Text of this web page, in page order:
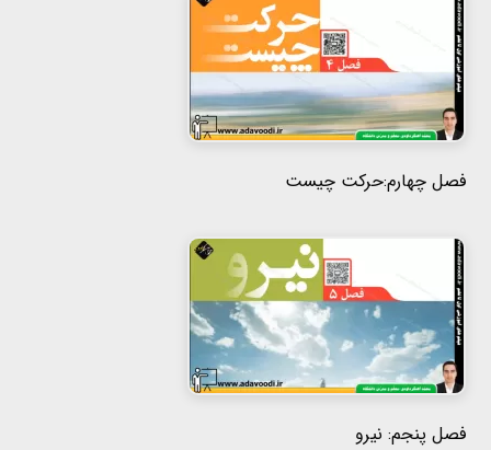
فصل چهارم:حرکت چیست
فصل پنجم: نیرو